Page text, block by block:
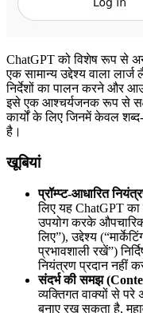
ChatGPT को विशेष रूप से
एक सामान्य उद्देश्य वाला
निर्देशों का पालन करने और
इसे एक आश्चर्यजनक रूप से
कार्यों के लिए जिनमें केवल
है।
खूबियां
प्रॉम्प्ट-आधारित
लिए यह ChatGPT
उपयोग करके
लिए”), उद्देश्य
प्रभावशाली रखें”)
नियंत्रण प्रदान नहीं
संदर्भ की समझ
व्यक्तिगत वाक्यों से परे
बनाए रख सकता है,